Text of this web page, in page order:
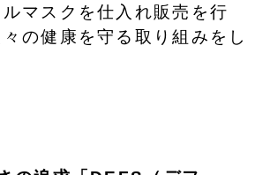
マスクを仕入れ販売を行
の健康を守る取り組みをし